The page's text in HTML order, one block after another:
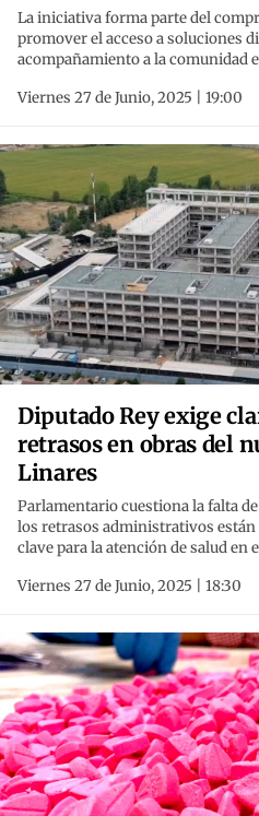
La iniciativa forma parte del
promover el acceso a soluciones
acompañamiento a la comunidad
Viernes 27 de Junio, 2025 | 19:00
Diputado Rey exige
retrasos en obras del
Linares
Parlamentario cuestiona la falta
los retrasos administrativos
clave para la atención de salud en
Viernes 27 de Junio, 2025 | 18:30